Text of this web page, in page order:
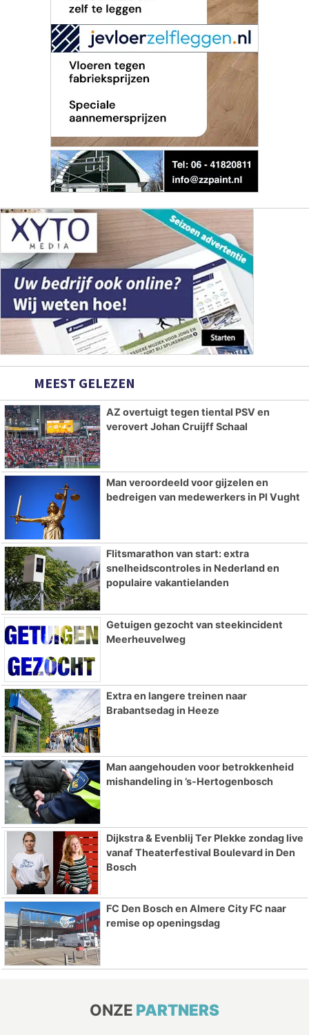
MEEST GELEZEN
AZ overtuigt tegen tiental PSV en
verovert Johan Cruijff Schaal
Man veroordeeld voor gijzelen en
bedreigen van medewerkers in PI Vught
Flitsmarathon van start: extra
snelheidscontroles in Nederland en
populaire vakantielanden
Getuigen gezocht van steekincident
Meerheuvelweg
Extra en langere treinen naar
Brabantsedag in Heeze
Man aangehouden voor betrokkenheid
mishandeling in ’s-Hertogenbosch
Dijkstra & Evenblij Ter Plekke zondag live
vanaf Theaterfestival Boulevard in Den
Bosch
FC Den Bosch en Almere City FC naar
remise op openingsdag
ONZE PARTNERS